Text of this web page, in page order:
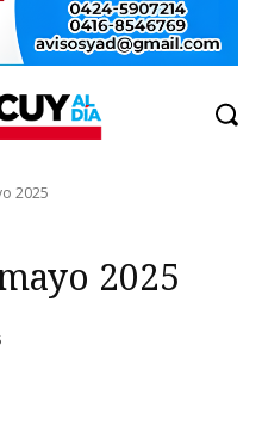
2025
2025